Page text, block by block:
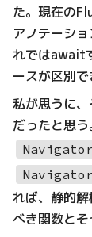
た。現在の
アノテーシ
れではawait
ースが区別で
私が思うに
だったと思
れば、静的
べき関数とそ